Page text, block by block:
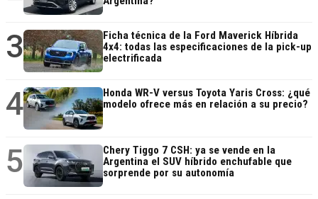
3
Ficha técnica de la Ford Maverick Híbrida
4x4: todas las especificaciones de la pick-up
electrificada
4
Honda WR-V versus Toyota Yaris Cross: ¿qué
modelo ofrece más en relación a su precio?
5
Chery Tiggo 7 CSH: ya se vende en la
Argentina el SUV híbrido enchufable que
sorprende por su autonomía